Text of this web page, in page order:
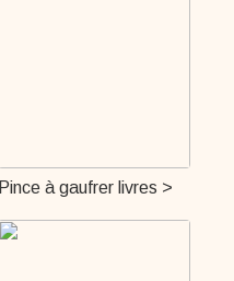
Pince à gaufrer livres >